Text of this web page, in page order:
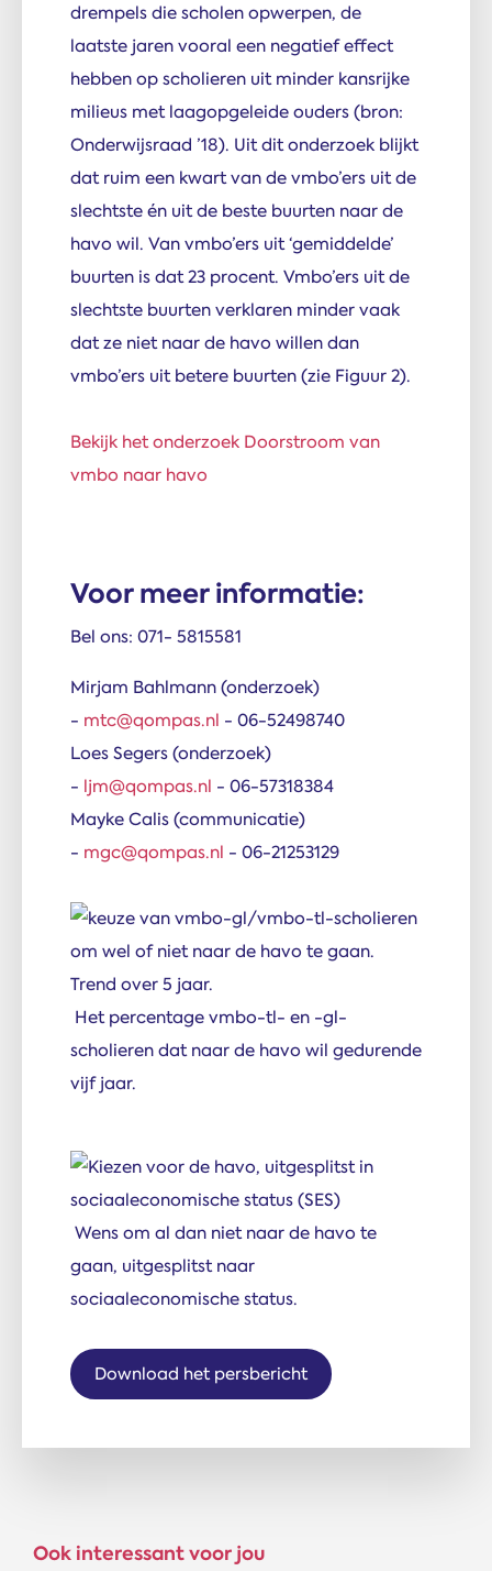
drempels die scholen opwerpen, de
laatste jaren vooral een negatief effect
hebben op scholieren uit minder kansrijke
milieus met laagopgeleide ouders (bron:
Onderwijsraad ’18). Uit dit onderzoek blijkt
dat ruim een kwart van de vmbo’ers uit de
slechtste én uit de beste buurten naar de
havo wil. Van vmbo’ers uit ‘gemiddelde’
buurten is dat 23 procent. Vmbo’ers uit de
slechtste buurten verklaren minder vaak
dat ze niet naar de havo willen dan
vmbo’ers uit betere buurten (zie Figuur 2).
Bekijk het onderzoek Doorstroom van
vmbo naar havo
Voor meer informatie:
Bel ons: 071- 5815581
Mirjam Bahlmann (onderzoek)
- mtc@qompas.nl - 06-52498740
Loes Segers (onderzoek)
- ljm@qompas.nl - 06-57318384
Mayke Calis (communicatie)
- mgc@qompas.nl - 06-21253129
Het percentage vmbo-tl- en -gl-
scholieren dat naar de havo wil gedurende
vijf jaar.
Wens om al dan niet naar de havo te
gaan, uitgesplitst naar
sociaaleconomische status.
Download het persbericht
Ook interessant voor jou